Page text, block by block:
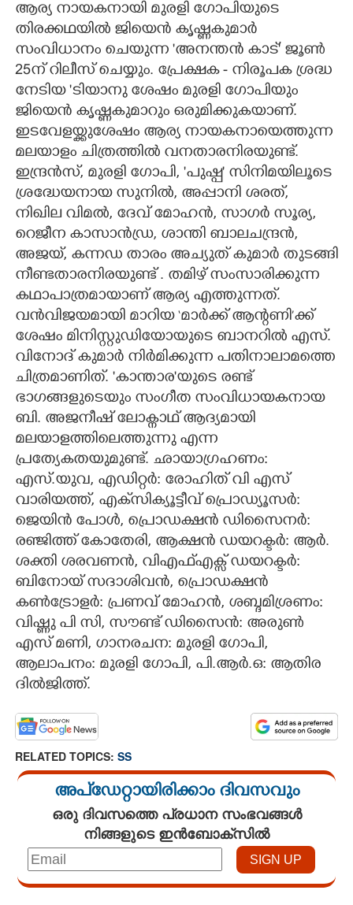
CARTOONS
LITERATURE
CONTACT US
ആര്യ നായകനായി മുരളി ഗോപിയുടെ
തിരക്കഥയിൽ ജിയെൻ കൃഷ്ണകുമാർ
സംവിധാനം ചെയുന്ന 'അനന്തൻ കാട്' ജൂൺ
25ന് റിലീസ് ചെയ്യും. പ്രേക്ഷക - നിരൂപക ശ്രദ്ധ
നേടിയ 'ടിയാനു ശേഷം മുരളി ഗോപിയും
ജിയെൻ കൃഷ്ണകുമാറും ഒരുമിക്കുകയാണ്.
ഇടവേളയ്ക്കുശേഷം ആര്യ നായകനായെത്തുന്ന
മലയാളം ചിത്രത്തിൽ വനതാരനിരയുണ്ട്.
ഇന്ദ്രൻസ്, മുരളി ഗോപി, 'പുഷ്പ' സിനിമയിലൂടെ
ശ്രദ്ധേയനായ സുനിൽ, അപ്പാനി ശരത്,
നിഖില വിമൽ, ദേവ്‌ മോഹൻ, സാഗർ സൂര്യ,
റെജീന കാസാൻഡ്ര, ശാന്തി ബാലചന്ദ്രൻ,
അജയ്, കന്നഡ താരം അച്യുത് കുമാർ തുടങ്ങി
നീണ്ടതാരനിരയുണ്ട് . തമിഴ് സംസാരിക്കുന്ന
കഥാപാത്രമായാണ് ആര്യ എത്തുന്നത്.
വൻവിജയമായി മാറിയ ‘മാർക്ക് ആന്റണി’ക്ക്
ശേഷം മിനിസ്റ്റുഡിയോയുടെ ബാനറിൽ എസ്.
വിനോദ് കുമാർ നിർമിക്കുന്ന പതിനാലാമത്തെ
ചിത്രമാണിത്. 'കാന്താര'യുടെ രണ്ട്
ഭാഗങ്ങളുടെയും സംഗീത സംവിധായകനായ
ബി. അജനീഷ് ലോക്നാഥ് ആദ്യമായി
മലയാളത്തിലെത്തുന്നു എന്ന
പ്രത്യേകതയുമുണ്ട്. ഛായാഗ്രഹണം:
എസ്.യുവ, എഡിറ്റർ: രോഹിത് വി എസ്
വാരിയത്ത്, എക്‌സിക്യൂട്ടീവ് പ്രൊഡ്യൂസർ:
ജെയിൻ പോൾ, പ്രൊഡക്ഷൻ ഡിസൈനർ:
രഞ്ജിത്ത് കോതേരി, ആക്ഷൻ ഡയറക്ടർ: ആർ.
ശക്തി ശരവണൻ, വിഎഫ്എക്സ് ഡയറക്ടർ:
ബിനോയ് സദാശിവൻ, പ്രൊഡക്ഷൻ
കൺട്രോളർ: പ്രണവ് മോഹൻ, ശബ്ദമിശ്രണം:
വിഷ്ണു പി സി, സൗണ്ട് ഡിസൈൻ: അരുൺ
എസ് മണി, ഗാനരചന: മുരളി ഗോപി,
ആലാപനം: മുരളി ഗോപി, പി.ആർ.ഒ: ആതിര
ദിൽജിത്ത്.
RELATED TOPICS: SS
അപ്ഡേറ്റായിരിക്കാം ദിവസവും
ഒരു ദിവസത്തെ പ്രധാന സംഭവങ്ങൾ
നിങ്ങളുടെ ഇൻബോക്സിൽ